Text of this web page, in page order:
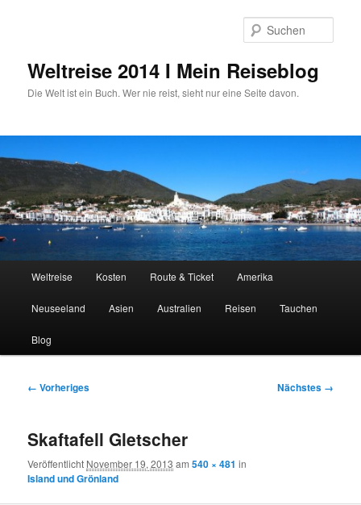
Weltreise 2014 I Mein Reiseblog
Die Welt ist ein Buch. Wer nie reist, sieht nur eine Seite davon.
Weltreise Kosten Route & Ticket Amerika
Neuseeland Asien Australien Reisen Tauchen
Blog
Bilder-
← Vorheriges Nächstes →
Skaftafell Gletscher
Veröffentlicht November 19, 2013 am540 × 481 in
Island und Grönland